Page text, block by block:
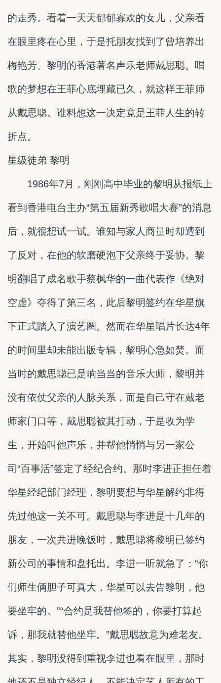
的走秀。看着一天天郁郁寡欢的女儿，父亲看
在眼里疼在心里，于是托朋友找到了曾培养出
梅艳芳、黎明的香港著名声乐老师戴思聪。唱
歌的梦想在王菲心底埋藏已久，就这样王菲师
从戴思聪。谁料想这一决定竟是王菲人生的转
折点。
星级徒弟 黎明
1986年7月，刚刚高中毕业的黎明从报纸上
看到香港电台主办“第五届新秀歌唱大赛”的消息
后，就很想试一试。谁知与家人商量时却遭到
了反对，在他的软磨硬泡下父亲终于妥协。黎
明翻唱了成名歌手蔡枫华的一曲代表作《绝对
空虚》夺得了第三名，此后黎明签约在华星旗
下正式踏入了演艺圈。然而在华星唱片长达4年
的时间里却未能出版专辑，黎明心急如焚。而
当时的戴思聪已是响当当的音乐大师，黎明并
没有依仗父亲的人脉关系，而是自己守在戴老
师家门口等，戴思聪被其打动，于是收为学
生，开始叫他声乐，并帮他悄悄与另一家公
司“百事活”签定了经纪合约。那时李进正担任着
华星经纪部门经理，黎明要想与华星解约非得
先过他这一关不可。戴思聪与李进是十几年的
朋友，一次共进晚饭时，戴思聪将黎明已签约
新公司的事情和盘托出。李进一听就急了：“你
们师生俩胆子可真大，华星可以去告黎明，他
要坐牢的。”“合约是我替他签的，你要打算起
诉，那我就替他坐牢。”戴思聪故意为难老友。
其实，黎明没得到重视李进也看在眼里，那时